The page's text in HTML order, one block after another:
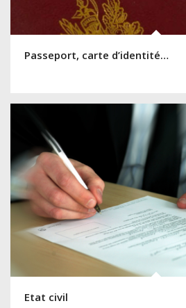
Passeport, carte d’identité…
Etat civil